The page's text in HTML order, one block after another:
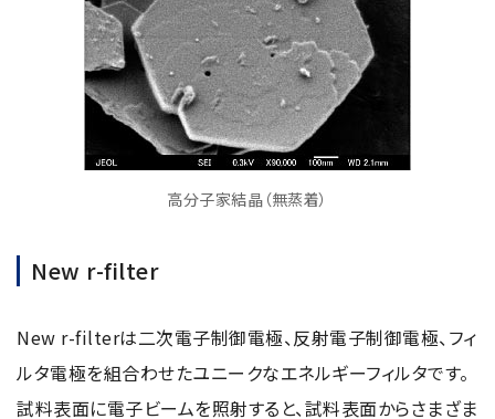
高分子家結晶（無蒸着）
New r-filter
New r-filterは二次電子制御電極、反射電子制御電極、フィ
ルタ電極を組合わせたユニークなエネルギーフィルタです。
試料表面に電子ビームを照射すると、試料表面からさまざま